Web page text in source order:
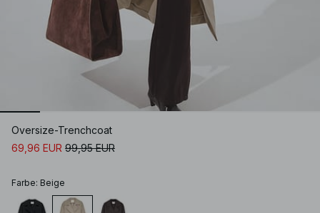
Oversize-Trenchcoat
69,96 EUR 99,95 EUR
Farbe: Beige